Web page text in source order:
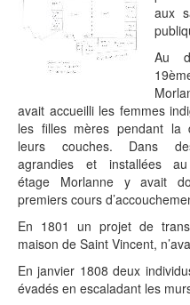
aux
Au
avait accueilli les femmes
les filles mères pendant la
leurs couches. Dans
agrandies et installées
étage Morlanne y avait
premiers cours
En 1801 un projet de
maison de Saint Vincent,
En janvier 1808 deux
évadés en escaladant les